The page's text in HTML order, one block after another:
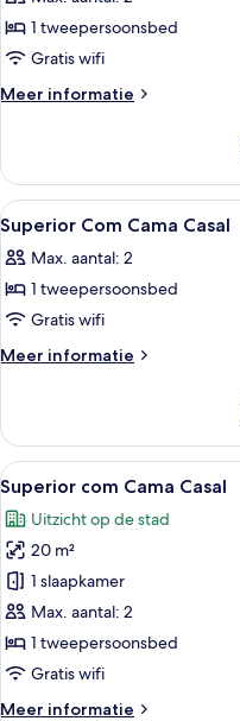
Standard
Com
Cama
1 tweepersoonsbed
Gratis wifi
Meer informatie
Meer
Com
Cama
Casal
Alle
foto's
voor
Superior
Com
Cama
5
Superior Com Cama Casal
Max. aantal: 2
1 tweepersoonsbed
Gratis wifi
Meer informatie
Meer
Com
Cama
Casal
Alle
foto's
voor
Superior
com
Cama
Casal
laden
5
Superior com Cama Casal
Uitzicht op de stad
20 m²
1 slaapkamer
Max. aantal: 2
1 tweepersoonsbed
Gratis wifi
Meer informatie
Meer